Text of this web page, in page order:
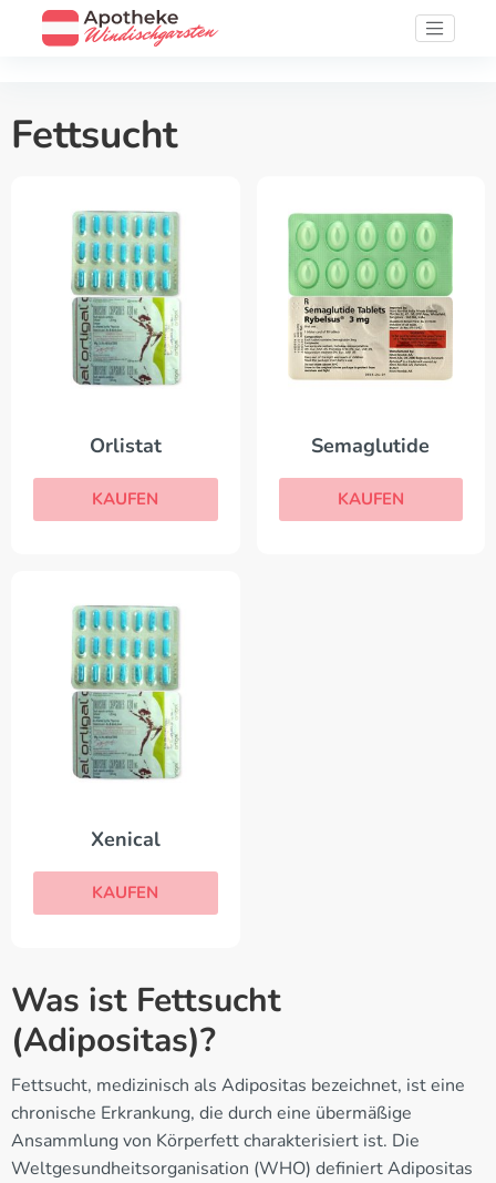
Fettsucht
Orlistat
KAUFEN
Semaglutide
KAUFEN
Xenical
KAUFEN
Was ist Fettsucht
(Adipositas)?
Fettsucht, medizinisch als Adipositas bezeichnet, ist eine
chronische Erkrankung, die durch eine übermäßige
Ansammlung von Körperfett charakterisiert ist. Die
Weltgesundheitsorganisation (WHO) definiert Adipositas